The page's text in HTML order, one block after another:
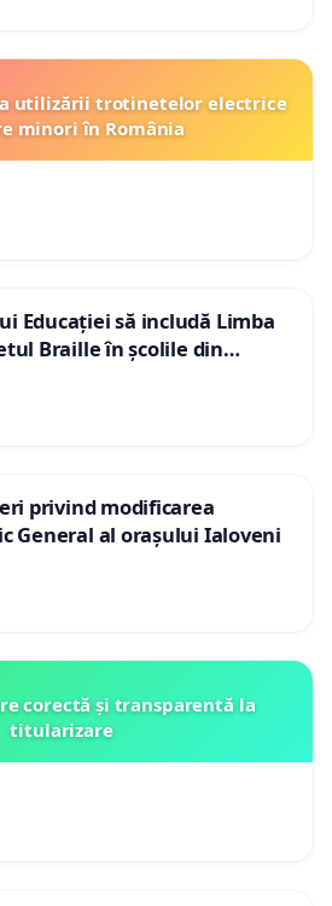
utilizării trotinetelor electrice
minori în România
Educației să includă Limba
Braille în școlile din
privind modificarea
General al orașului Ialoveni
corectă și transparentă la
titularizare